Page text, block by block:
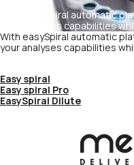
With easySpiral automatic
your analyses capabilities
With easySpiral automatic
your analyses capabilities
Easy spiral
Easy spiral Pro
EasySpiral Dilute